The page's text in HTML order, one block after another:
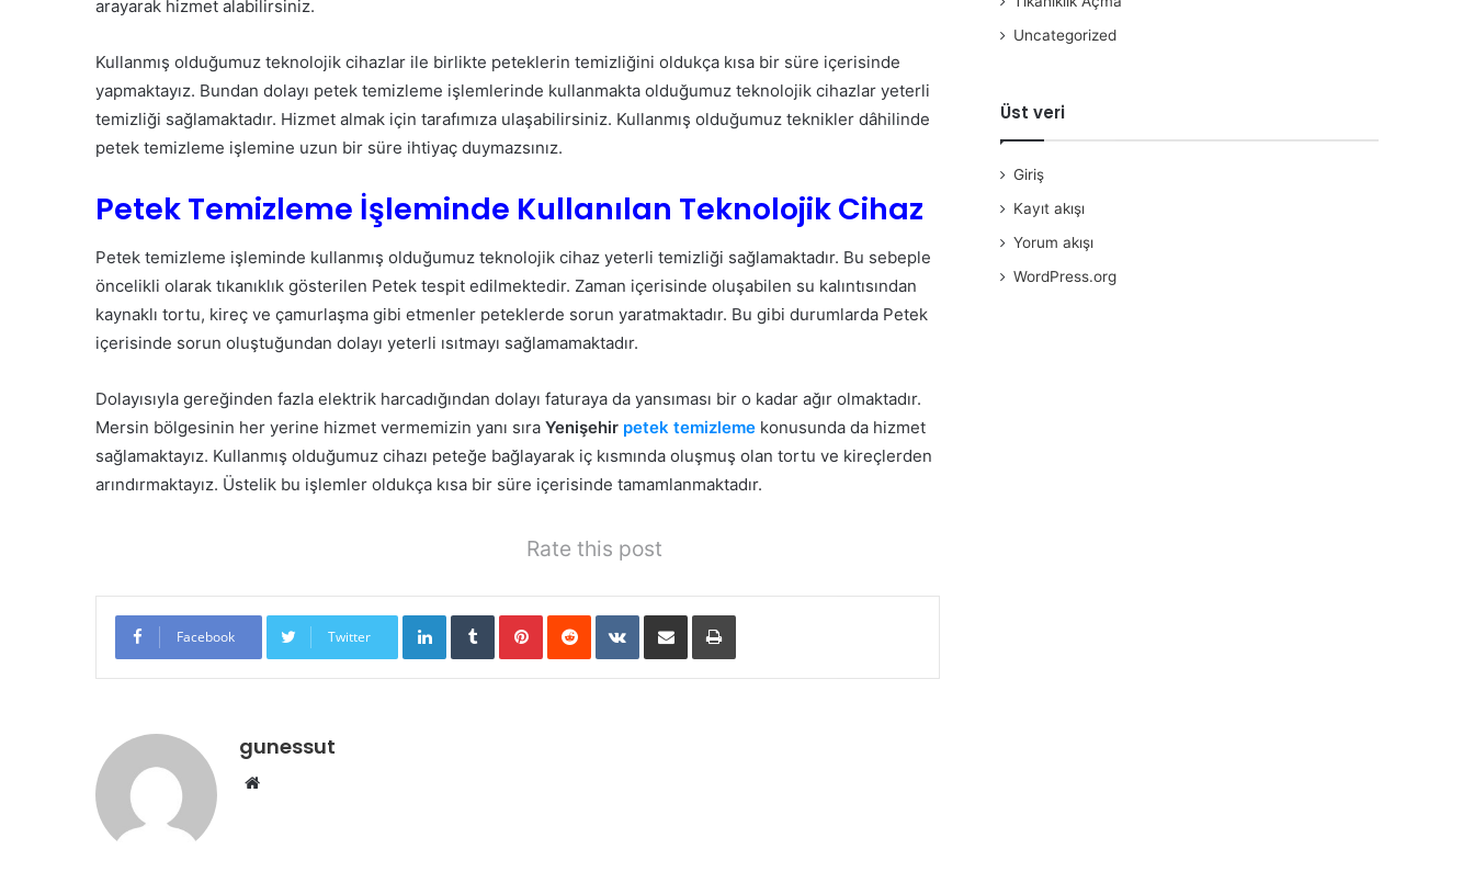
arayarak hizmet alabilirsiniz.
Kullanmış olduğumuz teknolojik cihazlar ile birlikte peteklerin temizliğini oldukça kısa bir süre içerisinde
yapmaktayız. Bundan dolayı petek temizleme işlemlerinde kullanmakta olduğumuz teknolojik cihazlar yeterli
temizliği sağlamaktadır. Hizmet almak için tarafımıza ulaşabilirsiniz. Kullanmış olduğumuz teknikler dâhilinde
petek temizleme işlemine uzun bir süre ihtiyaç duymazsınız.
Petek Temizleme İşleminde Kullanılan Teknolojik Cihaz
Petek temizleme işleminde kullanmış olduğumuz teknolojik cihaz yeterli temizliği sağlamaktadır. Bu sebeple
öncelikli olarak tıkanıklık gösterilen Petek tespit edilmektedir. Zaman içerisinde oluşabilen su kalıntısından
kaynaklı tortu, kireç ve çamurlaşma gibi etmenler peteklerde sorun yaratmaktadır. Bu gibi durumlarda Petek
içerisinde sorun oluştuğundan dolayı yeterli ısıtmayı sağlamamaktadır.
Dolayısıyla gereğinden fazla elektrik harcadığından dolayı faturaya da yansıması bir o kadar ağır olmaktadır.
Mersin bölgesinin her yerine hizmet vermemizin yanı sıra Yenişehir petek temizleme konusunda da hizmet
sağlamaktayız. Kullanmış olduğumuz cihazı peteğe bağlayarak iç kısmında oluşmuş olan tortu ve kireçlerden
arındırmaktayız. Üstelik bu işlemler oldukça kısa bir süre içerisinde tamamlanmaktadır.
Rate this post
Facebook Twitter
LinkedIn Tumblr Pinterest Reddit VKontakte E-Posta ile paylaş
gunessut
Uncategorized
Üst veri
Giriş
Kayıt akışı
Yorum akışı
WordPress.org